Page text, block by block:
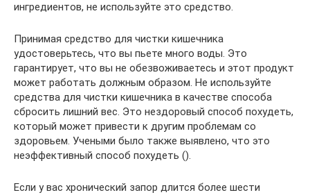
ингредиентов, не используйте это средство.
Принимая средство для чистки кишечника
удостоверьтесь, что вы пьете много воды. Это
гарантирует, что вы не обезвоживаетесь и этот продукт
может работать должным образом. Не используйте
средства для чистки кишечника в качестве способа
сбросить лишний вес. Это нездоровый способ похудеть,
который может привести к другим проблемам со
здоровьем. Учеными было также выявлено, что это
неэффективный способ похудеть ().
Если у вас хронический запор длится более шести